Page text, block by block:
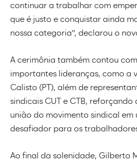
continuar a trabalhar com
que é justo e conquistar ainda
nossa categoria”, declarou o
A cerimônia também contou
importantes lideranças, como a
Calisto (PT), além de
sindicais CUT e CTB,
união do movimento sindical em
desafiador para os
Ao final da solenidade, Gilberto